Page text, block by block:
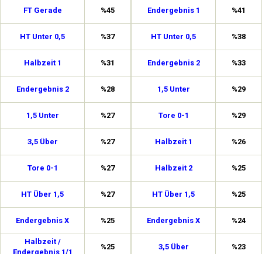
FT Gerade %45
HT Unter 0,5 %37
Halbzeit 1 %31
Endergebnis 2 %28
1,5 Unter %27
3,5 Über %27
Tore 0-1 %27
HT Über 1,5 %27
Endergebnis X %25
Halbzeit /
Endergebnis 1/1
%25
Endergebnis 1 %41
HT Unter 0,5 %38
Endergebnis 2 %33
1,5 Unter %29
Tore 0-1 %29
Halbzeit 1 %26
Halbzeit 2 %25
HT Über 1,5 %25
Endergebnis X %24
3,5 Über %23